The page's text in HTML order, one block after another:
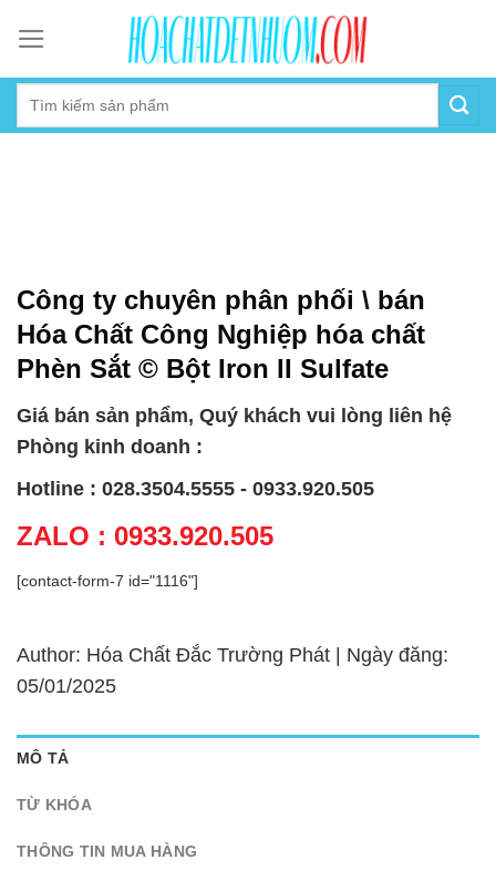
content
Công ty chuyên phân phối \ bán
Hóa Chất Công Nghiệp hóa chất
Phèn Sắt © Bột Iron II Sulfate
Giá bán sản phẩm, Quý khách vui lòng liên hệ
Phòng kinh doanh :
Hotline : 028.3504.5555 - 0933.920.505
ZALO : 0933.920.505
[contact-form-7 id="1116"]
Author: Hóa Chất Đắc Trường Phát | Ngày đăng:
05/01/2025
MÔ TẢ
TỪ KHÓA
THÔNG TIN MUA HÀNG